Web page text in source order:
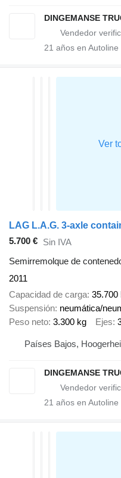
DINGEMANSE
21 años en Autoline
LAG L.A.G. 3-axle
5.700 € Sin IVA
Semirremolque de
2011
Capacidad de carga 35.700
Suspensión neumática/
Peso neto 3.300 kg Ejes
Países Bajos,
DINGEMANSE
21 años en Autoline